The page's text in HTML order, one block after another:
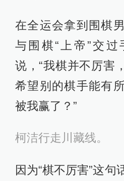
在全运会拿到围棋
与围棋“上帝”交
说，“我棋并不厉害
希望别的棋手能有
被我赢了？”
柯洁行走川藏线。
因为“棋不厉害”这句